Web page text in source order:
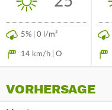
5% | 0 l/m²
14 km/h | O
VORHERSAGE